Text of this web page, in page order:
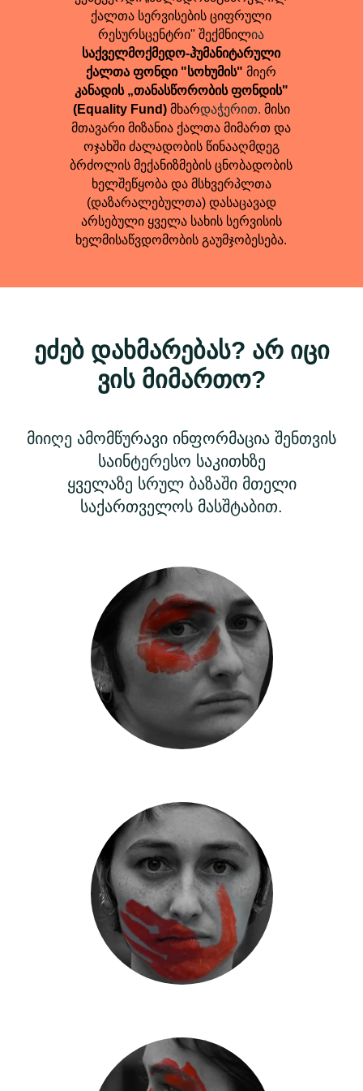
ქალთა სერვისების ციფრული
რესურსცენტრი" შექმნილია
საქველმოქმედო-ჰუმანიტარული
ქალთა ფონდი "სოხუმის" მიერ
კანადის „თანასწორობის ფონდის"
(Equality Fund) მხარდაჭერით. მისი
მთავარი მიზანია ქალთა მიმართ და
ოჯახში ძალადობის წინააღმდეგ
ბრძოლის მექანიზმების ცნობადობის
ხელშეწყობა და მსხვერპლთა
(დაზარალებულთა) დასაცავად
არსებული ყველა სახის სერვისის
ხელმისაწვდომობის გაუმჯობესება.
ეძებ დახმარებას? არ იცი
ვის მიმართო?
მიიღე ამომწურავი ინფორმაცია შენთვის
საინტერესო საკითხზე
ყველაზე სრულ ბაზაში მთელი
საქართველოს მასშტაბით.